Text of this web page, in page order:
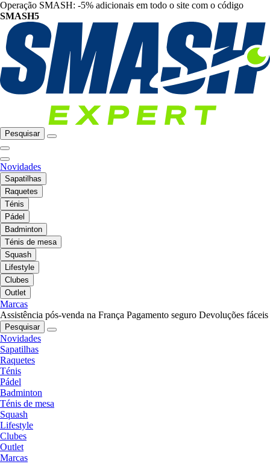
Operação SMASH: -5% adicionais em todo o site com o código
SMASH5
Pesquisar
Novidades
Sapatilhas
Raquetes
Ténis
Pádel
Badminton
Ténis de mesa
Squash
Lifestyle
Clubes
Outlet
Marcas
Assistência pós-venda na França Pagamento seguro Devoluções fáceis
Pesquisar
Novidades
Sapatilhas
Raquetes
Ténis
Pádel
Badminton
Ténis de mesa
Squash
Lifestyle
Clubes
Outlet
Marcas